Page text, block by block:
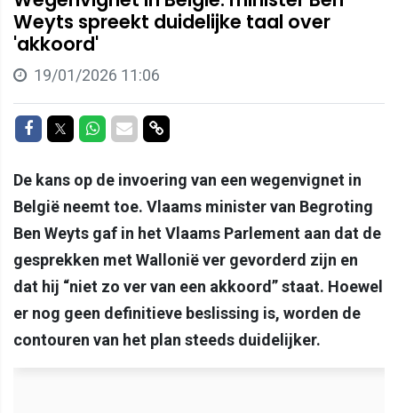
Weyts spreekt duidelijke taal over
'akkoord'
19/01/2026 11:06
Delen op Facebook
Delen op Twitter
Delen op Whatsapp
Delen via Mail
Delen via link
De kans op de invoering van een wegenvignet in
België neemt toe. Vlaams minister van Begroting
Ben Weyts gaf in het Vlaams Parlement aan dat de
gesprekken met Wallonië ver gevorderd zijn en
dat hij “niet zo ver van een akkoord” staat. Hoewel
er nog geen definitieve beslissing is, worden de
contouren van het plan steeds duidelijker.